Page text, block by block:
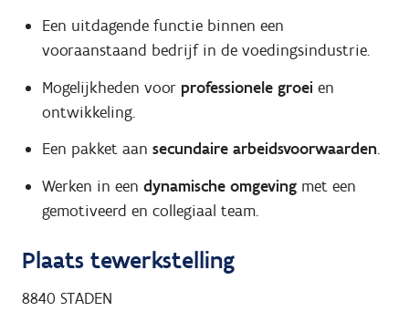
Een uitdagende functie binnen een
vooraanstaand bedrijf in de voedingsindustrie.
Mogelijkheden voor professionele groei en
ontwikkeling.
Een pakket aan secundaire arbeidsvoorwaarden.
Werken in een dynamische omgevingmet een
gemotiveerd en collegiaal team.
Plaats tewerkstelling
8840 STADEN